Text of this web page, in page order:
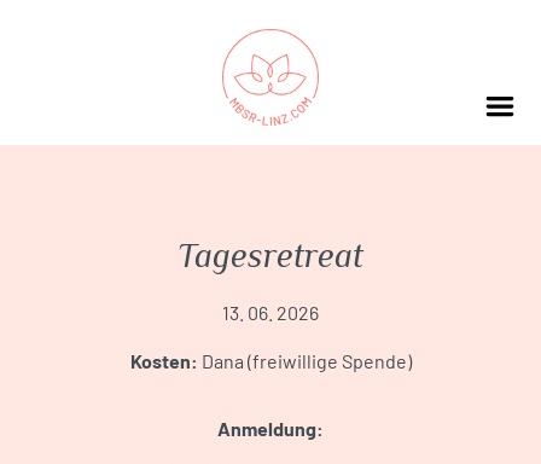
Tagesretreat
13. 06. 2026
Kosten: Dana (freiwillige Spende)
Anmeldung: